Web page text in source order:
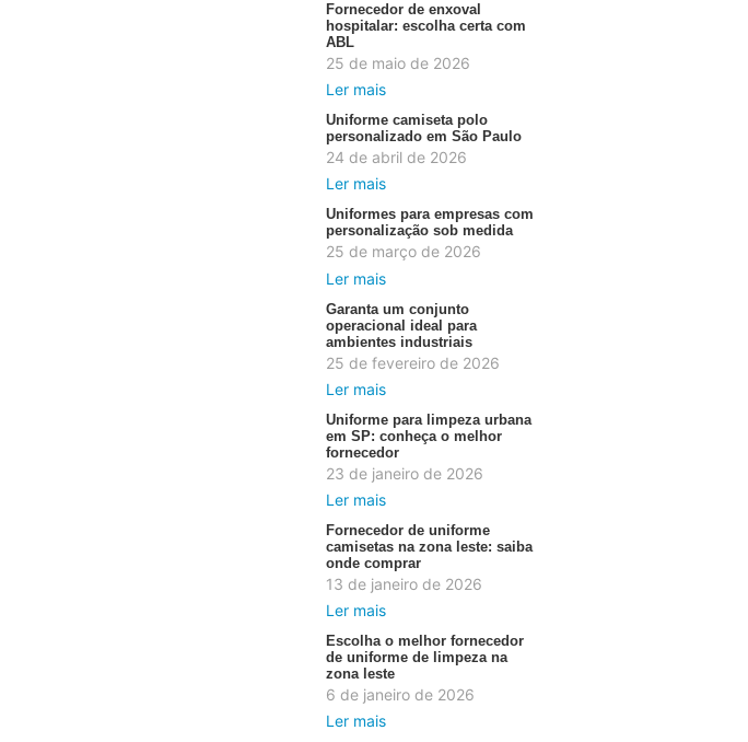
Fornecedor de enxoval
hospitalar: escolha certa com
ABL
25 de maio de 2026
Ler mais
Uniforme camiseta polo
personalizado em São Paulo
24 de abril de 2026
Ler mais
Uniformes para empresas com
personalização sob medida
25 de março de 2026
Ler mais
Garanta um conjunto
operacional ideal para
ambientes industriais
25 de fevereiro de 2026
Ler mais
Uniforme para limpeza urbana
em SP: conheça o melhor
fornecedor
23 de janeiro de 2026
Ler mais
Fornecedor de uniforme
camisetas na zona leste: saiba
onde comprar
13 de janeiro de 2026
Ler mais
Escolha o melhor fornecedor
de uniforme de limpeza na
zona leste
6 de janeiro de 2026
Ler mais